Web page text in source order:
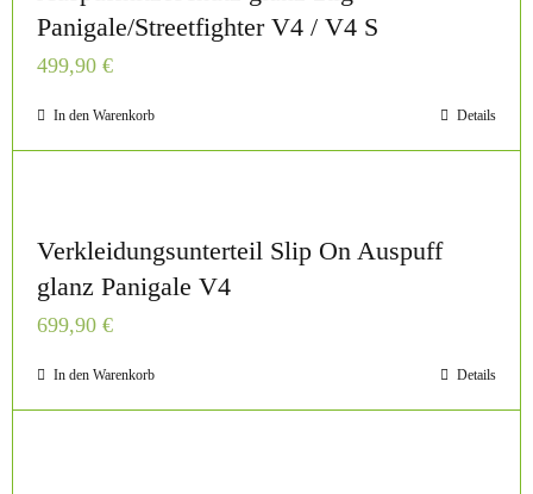
Panigale/Streetfighter V4 / V4 S
499,90 €
In den Warenkorb Details
Verkleidungsunterteil Slip On Auspuff
glanz Panigale V4
699,90 €
In den Warenkorb Details